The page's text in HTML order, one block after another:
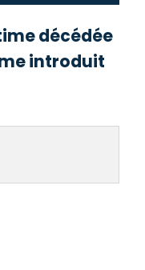
décédée
introduit